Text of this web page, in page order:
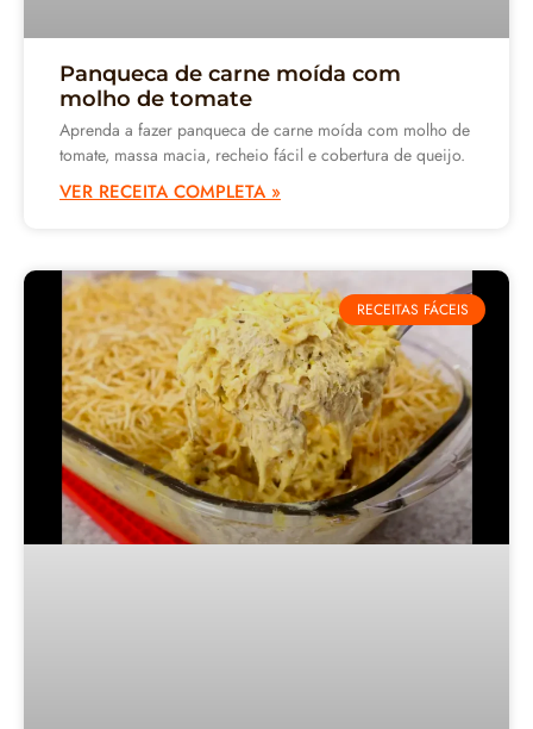
Panqueca de carne moída com
molho de tomate
Aprenda a fazer panqueca de carne moída com molho de
tomate, massa macia, recheio fácil e cobertura de queijo.
VER RECEITA COMPLETA »
RECEITAS FÁCEIS